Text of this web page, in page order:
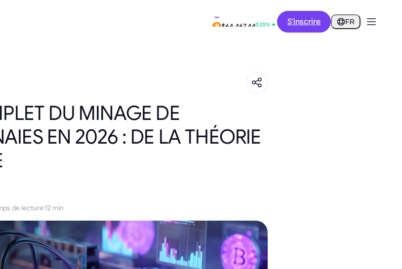
$0.2573 S'inscrire FR
DU MINAGE DE
EN 2026 : DE LA THÉORIE
de lecture:12 min